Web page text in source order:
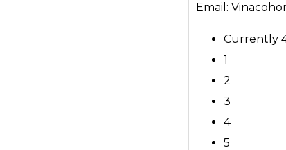
Email:
Currently
1
2
3
4
5